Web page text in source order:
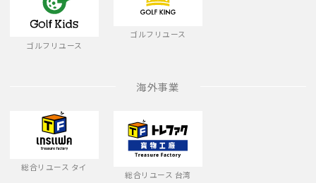
ゴルフリユース
ゴルフリユース
海外事業
総合リユース タイ
総合リユース 台湾